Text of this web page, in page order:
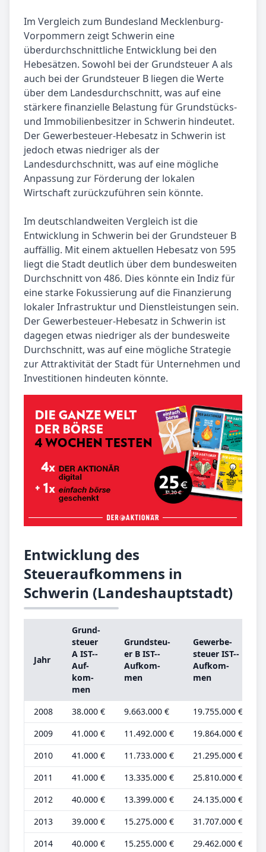
Im Vergleich zum Bundesland Mecklenburg-
Vorpommern zeigt Schwerin eine
überdurchschnittliche Entwicklung bei den
Hebesätzen. Sowohl bei der Grundsteuer A als
auch bei der Grundsteuer B liegen die Werte
über dem Landesdurchschnitt, was auf eine
stärkere finanzielle Belastung für Grundstücks-
und Immobilienbesitzer in Schwerin hindeutet.
Der Gewerbesteuer-Hebesatz in Schwerin ist
jedoch etwas niedriger als der
Landesdurchschnitt, was auf eine mögliche
Anpassung zur Förderung der lokalen
Wirtschaft zurückzuführen sein könnte.
Im deutschlandweiten Vergleich ist die
Entwicklung in Schwerin bei der Grundsteuer B
auffällig. Mit einem aktuellen Hebesatz von 595
liegt die Stadt deutlich über dem bundesweiten
Durchschnitt von 486. Dies könnte ein Indiz für
eine starke Fokussierung auf die Finanzierung
lokaler Infrastruktur und Dienstleistungen sein.
Der Gewerbesteuer-Hebesatz in Schwerin ist
dagegen etwas niedriger als der bundesweite
Durchschnitt, was auf eine mögliche Strategie
zur Attraktivität der Stadt für Unternehmen und
Investitionen hindeuten könnte.
Entwicklung des
Steueraufkommens in
Schwerin (Landeshauptstadt)
Jahr
Grund­
steu­er
A IST-­
Auf­
kom­
men
Grund­steu­
er B IST-­
Auf­kom­
men
Ge­wer­be­
steu­er IST-­
Auf­kom­
men
2008 38.000 € 9.663.000 € 19.755.000 €
2009
41.000 € 11.492.000 € 19.864.000 €
2010
41.000 € 11.733.000 € 21.295.000 €
2011
41.000 € 13.335.000 € 25.810.000 €
2012
40.000 € 13.399.000 € 24.135.000 €
2013
39.000 € 15.275.000 € 31.707.000 €
2014
40.000 € 15.255.000 € 29.462.000 €